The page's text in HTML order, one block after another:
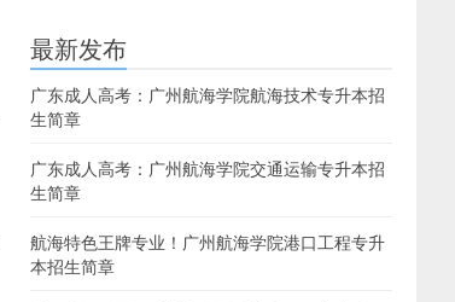
最新发布
广东成人高考：广州航海学院航海技术专升本招
生简章
广东成人高考：广州航海学院交通运输专升本招
生简章
航海特色王牌专业！广州航海学院港口工程专升
本招生简章